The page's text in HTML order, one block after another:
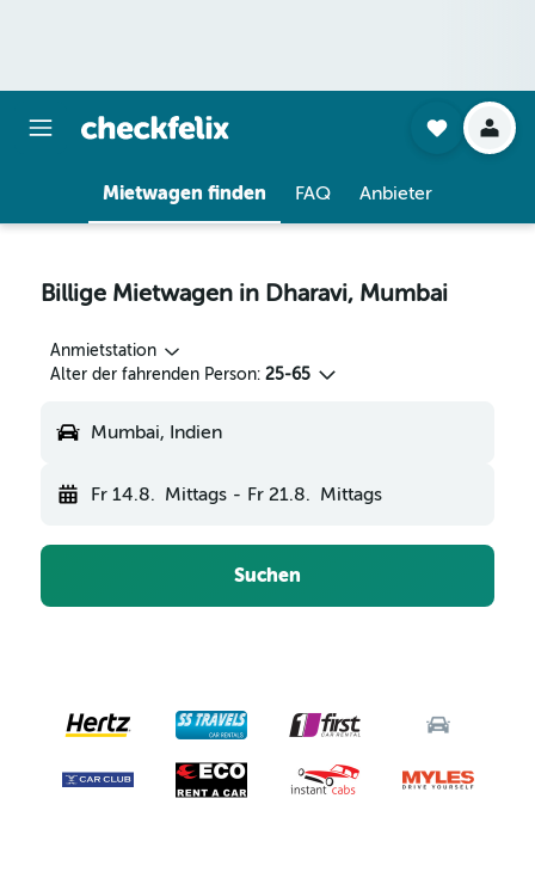
Mietwagen finden FAQ Anbieter
Billige Mietwagen in Dharavi, Mumbai
Anmietstation
Alter der fahrenden Person: 25-65
Mumbai, Indien
Fr 14.8. Mittags - Fr 21.8. Mittags
Suchen